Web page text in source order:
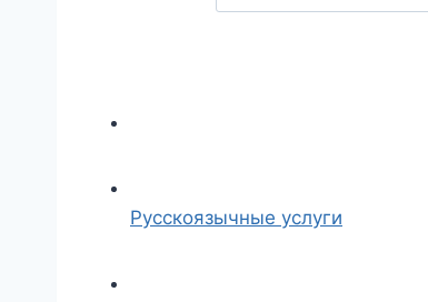
Русскоязычные услуги